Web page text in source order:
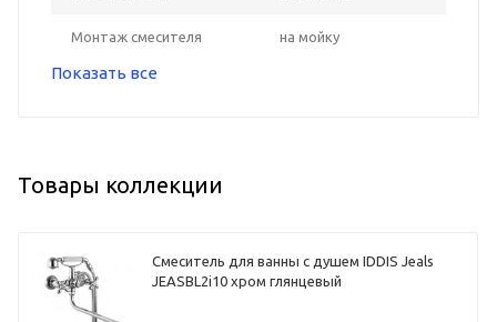
Монтаж смесителя на мойку
Показать все
Товары коллекции
Смеситель для ванны с душем IDDIS Jeals
JEASBL2i10 хром глянцевый